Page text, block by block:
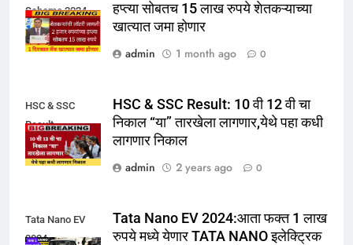
Scheme 2024
हप्त्या सोबतच 15 लाख रुपये शेतकऱ्याच्या
खात्यात जमा होणार
admin
1 month ago 0
HSC & SSC
Result
HSC & SSC Result: 10 वी 12 वी चा
निकाल “या” तारखेला लागणार,येथे पहा कधी
लागणार निकाल
admin
2 years ago 0
Tata Nano EV
2024
Tata Nano EV 2024:आता फक्त 1 लाख
रुपये मध्ये येणार TATA NANO इलेक्ट्रिक